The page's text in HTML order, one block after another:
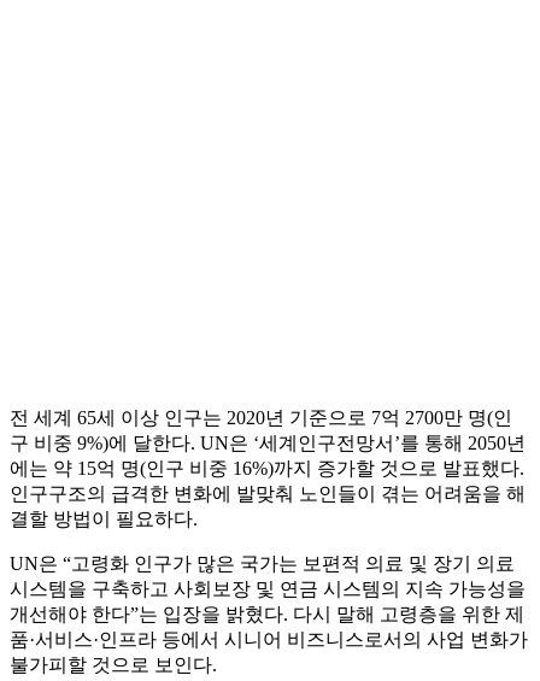
전 세계 65세 이상 인구는 2020년 기준으로 7억 2700만 명(인
구 비중 9%)에 달한다. UN은 ‘세계인구전망서’를 통해 2050년
에는 약 15억 명(인구 비중 16%)까지 증가할 것으로 발표했다.
인구구조의 급격한 변화에 발맞춰 노인들이 겪는 어려움을 해
결할 방법이 필요하다.
UN은 “고령화 인구가 많은 국가는 보편적 의료 및 장기 의료
시스템을 구축하고 사회보장 및 연금 시스템의 지속 가능성을
개선해야 한다”는 입장을 밝혔다. 다시 말해 고령층을 위한 제
품·서비스·인프라 등에서 시니어 비즈니스로서의 사업 변화가
불가피할 것으로 보인다.